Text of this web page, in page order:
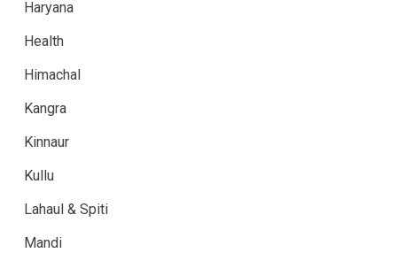
Haryana
Health
Himachal
Kangra
Kinnaur
Kullu
Lahaul & Spiti
Mandi